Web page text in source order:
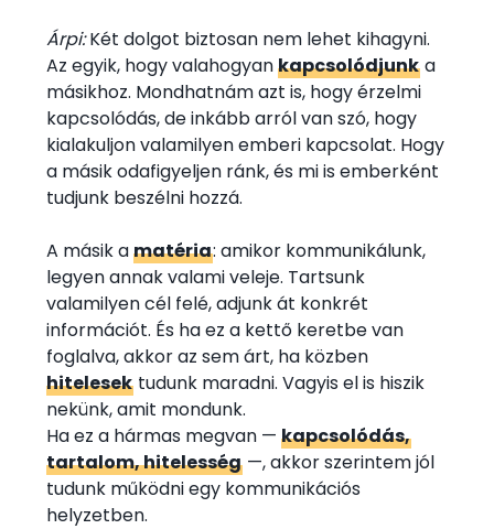
Árpi:Két dolgot biztosan nem lehet kihagyni.
Az egyik, hogy valahogyankapcsolódjunka
másikhoz. Mondhatnám azt is, hogy érzelmi
kapcsolódás, de inkább arról van szó, hogy
kialakuljon valamilyen emberi kapcsolat. Hogy
a másik odafigyeljen ránk, és mi is emberként
tudjunk beszélni hozzá.
A másik amatéria: amikor kommunikálunk,
legyen annak valami veleje. Tartsunk
valamilyen cél felé, adjunk át konkrét
információt. És ha ez a kettő keretbe van
foglalva, akkor az sem árt, ha közben
hitelesektudunk maradni. Vagyis el is hiszik
nekünk, amit mondunk.
Ha ez a hármas megvan — kapcsolódás,
tartalom, hitelesség—, akkor szerintem jól
tudunk működni egy kommunikációs
helyzetben.